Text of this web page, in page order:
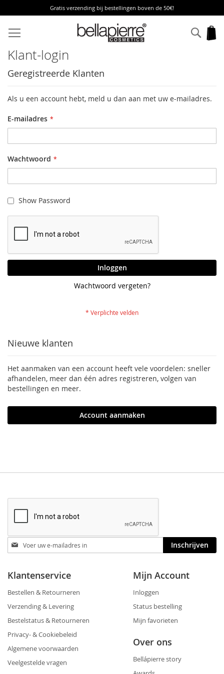
Gratis verzending bij bestellingen boven de 50€!
naar
de
inhoud
Zoek
Klant-login
Geregistreerde Klanten
Als u een account hebt, meld u dan aan met uw e-mailadres.
E-mailadres
Wachtwoord
Show Password
Inloggen
Wachtwoord vergeten?
Nieuwe klanten
Het aanmaken van een account heeft vele voordelen: sneller
afhandelen, meer dan één adres registreren, volgen van
bestellingen en meer.
Account aanmaken
Blijf
op
hoogte
Inschrijven
Klantenservice
Bestellen & Retourneren
Verzending & Levering
Bestelstatus & Retourneren
Privacy- & Cookiebeleid
Algemene voorwaarden
Veelgestelde vragen
Mijn Account
Inloggen
Status bestelling
Mijn favorieten
Over ons
Bellápierre story